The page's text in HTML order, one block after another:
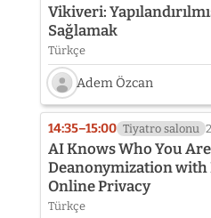
Vikiveri:
Sağlamak
Türkçe
Konuşmacı
fotoğrafı
henüz
eklenmedi:
Adem
Özcan
Adem Özcan
14:35–15:00 Tiyatro salonu
AI Knows Who You
Deanonymization with
Online Privacy
Türkçe